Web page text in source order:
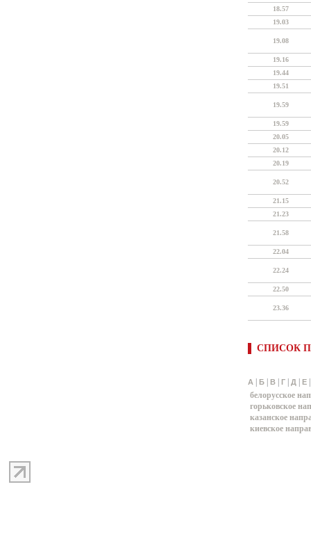
18.57
19.03
19.08
19.16
19.44
19.51
19.59
19.59
20.05
20.12
20.19
20.52
21.15
21.23
21.58
22.04
22.24
22.50
23.36
СПИСОК
А Б В Г Д Е
белорусское
горьковское
казанское
киевское